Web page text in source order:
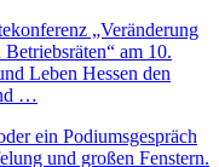
„Veränderung
am 10.
Leben Hessen den
…